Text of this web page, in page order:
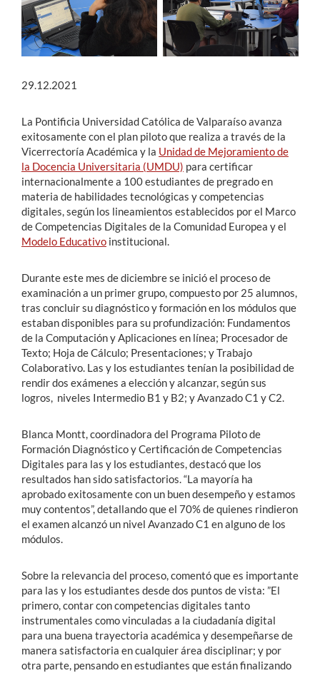
29.12.2021
La Pontificia Universidad Católica de Valparaíso avanza
exitosamente con el plan piloto que realiza a través de la
Vicerrectoría Académica y la Unidad de Mejoramiento de
la Docencia Universitaria (UMDU) para certificar
internacionalmente a 100 estudiantes de pregrado en
materia de habilidades tecnológicas y competencias
digitales, según los lineamientos establecidos por el Marco
de Competencias Digitales de la Comunidad Europea y el
Modelo Educativo institucional.
Durante este mes de diciembre se inició el proceso de
examinación a un primer grupo, compuesto por 25 alumnos,
tras concluir su diagnóstico y formación en los módulos que
estaban disponibles para su profundización: Fundamentos
de la Computación y Aplicaciones en línea; Procesador de
Texto; Hoja de Cálculo; Presentaciones; y Trabajo
Colaborativo. Las y los estudiantes tenían la posibilidad de
rendir dos exámenes a elección y alcanzar, según sus
logros, niveles Intermedio B1 y B2; y Avanzado C1 y C2.
Blanca Montt, coordinadora del Programa Piloto de
Formación Diagnóstico y Certificación de Competencias
Digitales para las y los estudiantes, destacó que los
resultados han sido satisfactorios. “La mayoría ha
aprobado exitosamente con un buen desempeño y estamos
muy contentos”, detallando que el 70% de quienes rindieron
el examen alcanzó un nivel Avanzado C1 en alguno de los
módulos.
Sobre la relevancia del proceso, comentó que es importante
para las y los estudiantes desde dos puntos de vista: ”El
primero, contar con competencias digitales tanto
instrumentales como vinculadas a la ciudadanía digital
para una buena trayectoria académica y desempeñarse de
manera satisfactoria en cualquier área disciplinar; y por
otra parte, pensando en estudiantes que están finalizando